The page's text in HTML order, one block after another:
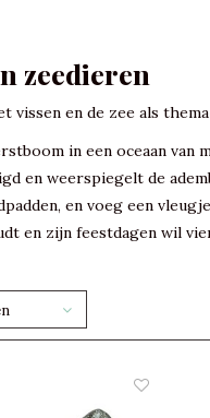
zeedieren
vissen en de zee als thema
in een oceaan van
en weerspiegelt de
en voeg een
en zijn feestdagen wil